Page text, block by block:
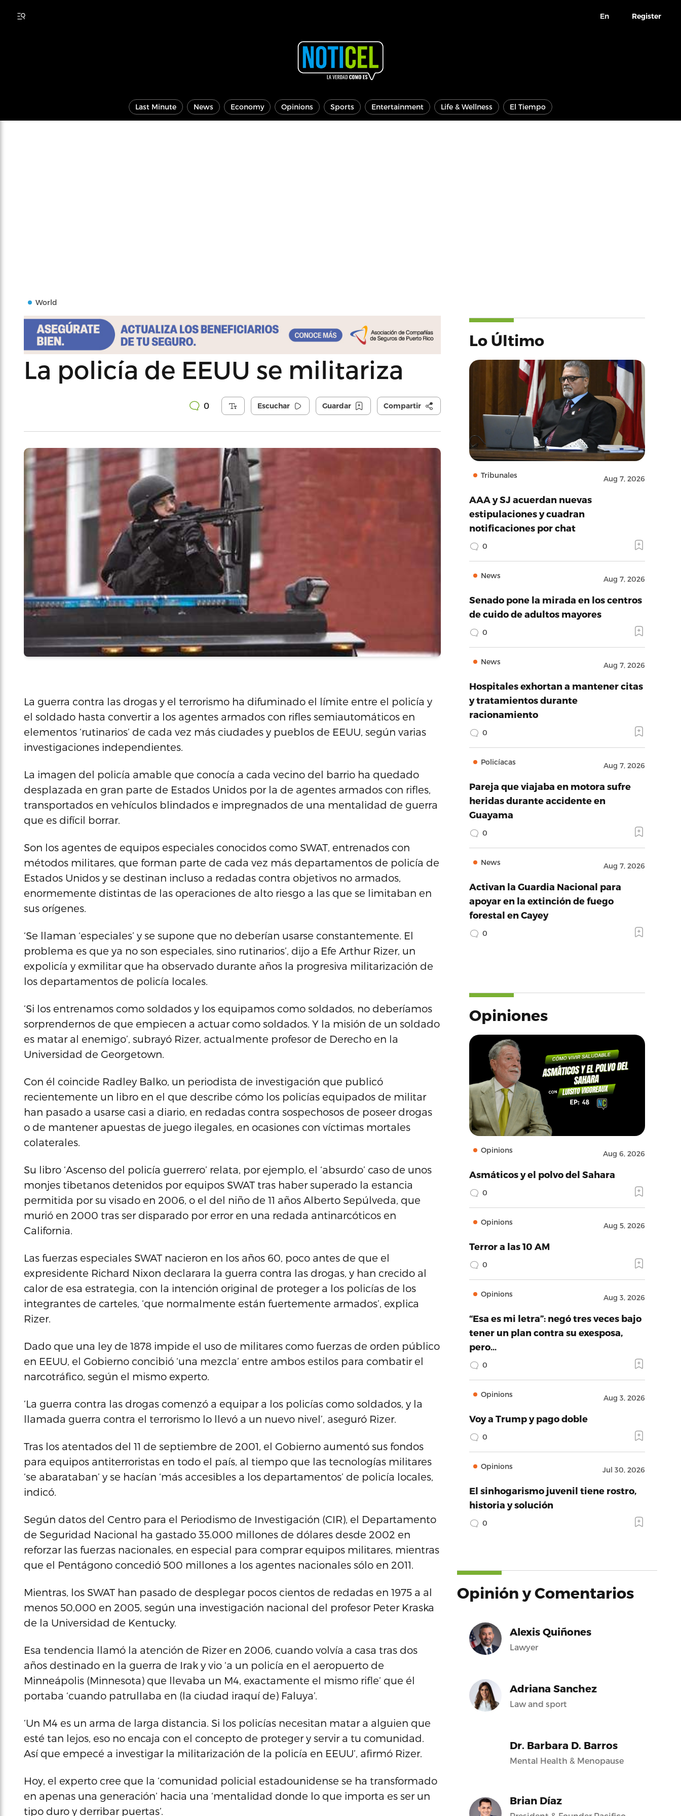
En Register
Last Minute News Economy Opinions Sports Entertainment Life & Wellness El Tiempo
World
La policía de EEUU se militariza
0 Escuchar Guardar Compartir
La guerra contra las drogas y el terrorismo ha difuminado el límite entre el policía y
el soldado hasta convertir a los agentes armados con rifles semiautomáticos en
elementos ‘rutinarios’ de cada vez más ciudades y pueblos de EEUU, según varias
investigaciones independientes.
La imagen del policía amable que conocía a cada vecino del barrio ha quedado
desplazada en gran parte de Estados Unidos por la de agentes armados con rifles,
transportados en vehículos blindados e impregnados de una mentalidad de guerra
que es difícil borrar.
Son los agentes de equipos especiales conocidos como SWAT, entrenados con
métodos militares, que forman parte de cada vez más departamentos de policía de
Estados Unidos y se destinan incluso a redadas contra objetivos no armados,
enormemente distintas de las operaciones de alto riesgo a las que se limitaban en
sus orígenes.
‘Se llaman ‘especiales’ y se supone que no deberían usarse constantemente. El
problema es que ya no son especiales, sino rutinarios’, dijo a Efe Arthur Rizer, un
expolicía y exmilitar que ha observado durante años la progresiva militarización de
los departamentos de policía locales.
‘Si los entrenamos como soldados y los equipamos como soldados, no deberíamos
sorprendernos de que empiecen a actuar como soldados. Y la misión de un soldado
es matar al enemigo’, subrayó Rizer, actualmente profesor de Derecho en la
Universidad de Georgetown.
Con él coincide Radley Balko, un periodista de investigación que publicó
recientemente un libro en el que describe cómo los policías equipados de militar
han pasado a usarse casi a diario, en redadas contra sospechosos de poseer drogas
o de mantener apuestas de juego ilegales, en ocasiones con víctimas mortales
colaterales.
Su libro ‘Ascenso del policía guerrero’ relata, por ejemplo, el ‘absurdo’ caso de unos
monjes tibetanos detenidos por equipos SWAT tras haber superado la estancia
permitida por su visado en 2006, o el del niño de 11 años Alberto Sepúlveda, que
murió en 2000 tras ser disparado por error en una redada antinarcóticos en
California.
Las fuerzas especiales SWAT nacieron en los años 60, poco antes de que el
expresidente Richard Nixon declarara la guerra contra las drogas, y han crecido al
calor de esa estrategia, con la intención original de proteger a los policías de los
integrantes de carteles, ‘que normalmente están fuertemente armados’, explica
Rizer.
Dado que una ley de 1878 impide el uso de militares como fuerzas de orden público
en EEUU, el Gobierno concibió ‘una mezcla’ entre ambos estilos para combatir el
narcotráfico, según el mismo experto.
‘La guerra contra las drogas comenzó a equipar a los policías como soldados, y la
llamada guerra contra el terrorismo lo llevó a un nuevo nivel’, aseguró Rizer.
Tras los atentados del 11 de septiembre de 2001, el Gobierno aumentó sus fondos
para equipos antiterroristas en todo el país, al tiempo que las tecnologías militares
‘se abarataban’ y se hacían ‘más accesibles a los departamentos’ de policía locales,
indicó.
Según datos del Centro para el Periodismo de Investigación (CIR), el Departamento
de Seguridad Nacional ha gastado 35.000 millones de dólares desde 2002 en
reforzar las fuerzas nacionales, en especial para comprar equipos militares, mientras
que el Pentágono concedió 500 millones a los agentes nacionales sólo en 2011.
Mientras, los SWAT han pasado de desplegar pocos cientos de redadas en 1975 a al
menos 50,000 en 2005, según una investigación nacional del profesor Peter Kraska
de la Universidad de Kentucky.
Esa tendencia llamó la atención de Rizer en 2006, cuando volvía a casa tras dos
años destinado en la guerra de Irak y vio ‘a un policía en el aeropuerto de
Minneápolis (Minnesota) que llevaba un M4, exactamente el mismo rifle’ que él
portaba ‘cuando patrullaba en (la ciudad iraquí de) Faluya’.
‘Un M4 es un arma de larga distancia. Si los policías necesitan matar a alguien que
esté tan lejos, eso no encaja con el concepto de proteger y servir a tu comunidad.
Así que empecé a investigar la militarización de la policía en EEUU’, afirmó Rizer.
Hoy, el experto cree que la ‘comunidad policial estadounidense se ha transformado
en apenas una generación’ hacia una ‘mentalidad donde lo que importa es ser un
tipo duro y derribar puertas’.
Lo Último
Tribunales Aug 7, 2026
AAA y SJ acuerdan nuevas
estipulaciones y cuadran
notificaciones por chat
0
News Aug 7, 2026
Senado pone la mirada en los centros
de cuido de adultos mayores
0
News Aug 7, 2026
Hospitales exhortan a mantener citas
y tratamientos durante
racionamiento
0
Policíacas Aug 7, 2026
Pareja que viajaba en motora sufre
heridas durante accidente en
Guayama
0
News Aug 7, 2026
Activan la Guardia Nacional para
apoyar en la extinción de fuego
forestal en Cayey
0
Opiniones
Opinions Aug 6, 2026
Asmáticos y el polvo del Sahara
0
Opinions Aug 5, 2026
Terror a las 10 AM
0
Opinions Aug 3, 2026
“Esa es mi letra”: negó tres veces bajo
tener un plan contra su exesposa,
pero…
0
Opinions Aug 3, 2026
Voy a Trump y pago doble
0
Opinions Jul 30, 2026
El sinhogarismo juvenil tiene rostro,
historia y solución
0
Opinión y Comentarios
Alexis Quiñones
Lawyer
Adriana Sanchez
Law and sport
Dr. Barbara D. Barros
Mental Health & Menopause
Brian Díaz